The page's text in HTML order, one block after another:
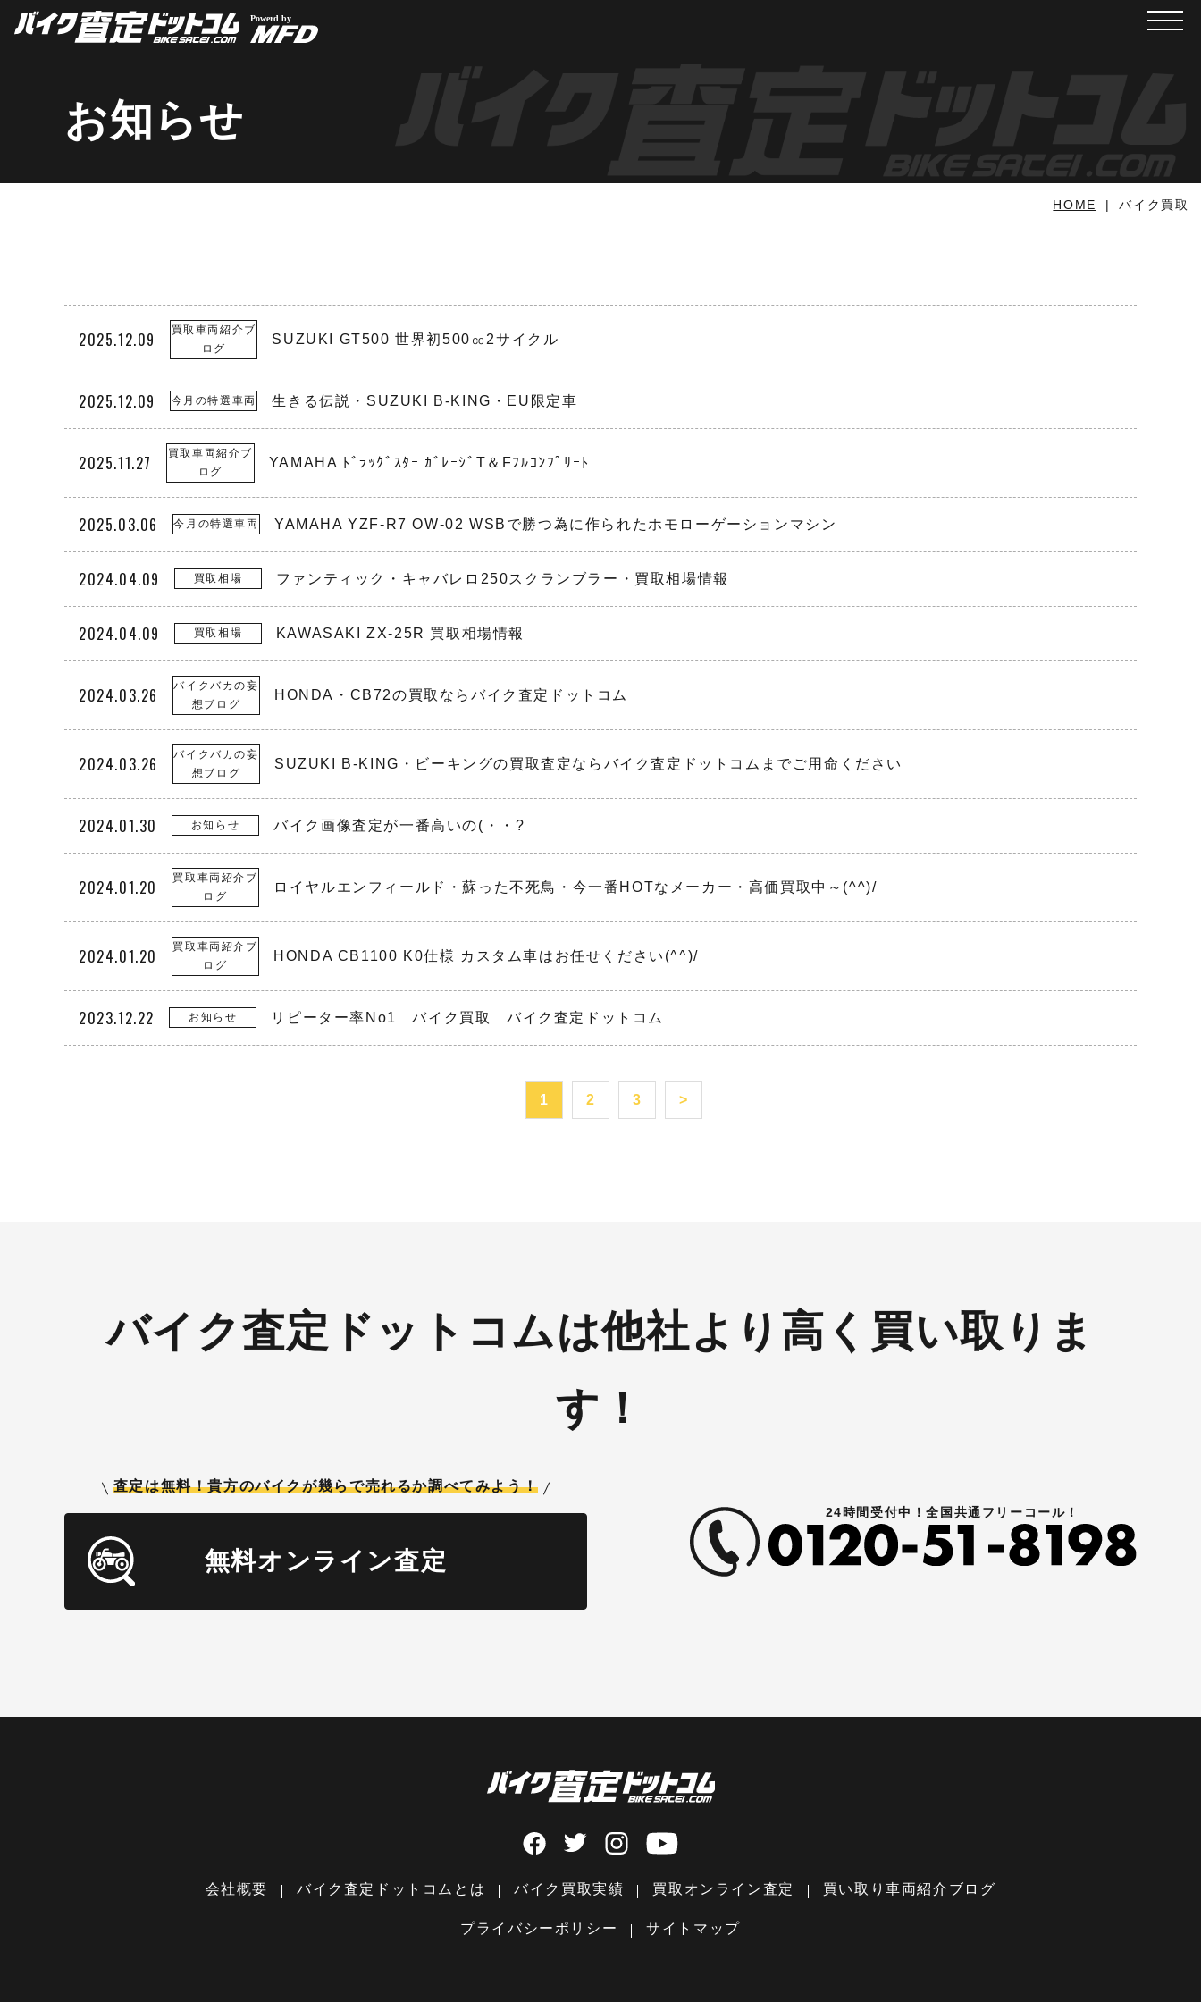
メニ
お知らせ
HOME バイク買取
2025.12.09
買取車両紹介ブ
ログ
SUZUKI GT500 世界初500㏄2サイクル
2025.12.09 今月の特選車両 生きる伝説・SUZUKI B-KING・EU限定車
2025.11.27
買取車両紹介ブ
ログ
YAMAHA ﾄﾞﾗｯｸﾞｽﾀｰ ｶﾞﾚｰｼﾞT＆Fﾌﾙｺﾝﾌﾟﾘｰﾄ
2025.03.06 今月の特選車両 YAMAHA YZF-R7 OW-02 WSBで勝つ為に作られたホモローゲーションマシン
2024.04.09 買取相場 ファンティック・キャバレロ250スクランブラー・買取相場情報
2024.04.09 買取相場 KAWASAKI ZX-25R 買取相場情報
2024.03.26
バイクバカの妄
想ブログ
HONDA・CB72の買取ならバイク査定ドットコム
2024.03.26
バイクバカの妄
想ブログ
SUZUKI B-KING・ビーキングの買取査定ならバイク査定ドットコムまでご用命ください
2024.01.30 お知らせ バイク画像査定が一番高いの(・・?
2024.01.20
買取車両紹介ブ
ログ
ロイヤルエンフィールド・蘇った不死鳥・今一番HOTなメーカー・高価買取中～(^^)/
2024.01.20
買取車両紹介ブ
ログ
HONDA CB1100 K0仕様 カスタム車はお任せください(^^)/
2023.12.22 お知らせ リピーター率No1 バイク買取 バイク査定ドットコム
1 2 3 >
バイク査定ドットコムは他社より高く買い取りま
す！
査定は無料！貴方のバイクが幾らで売れるか調べてみよう！
無料オンライン査定
24時間受付中！全国共通フリーコール！
会社概要 バイク査定ドットコムとは バイク買取実績 買取オンライン査定 買い取り車両紹介ブログ
プライバシーポリシー サイトマップ